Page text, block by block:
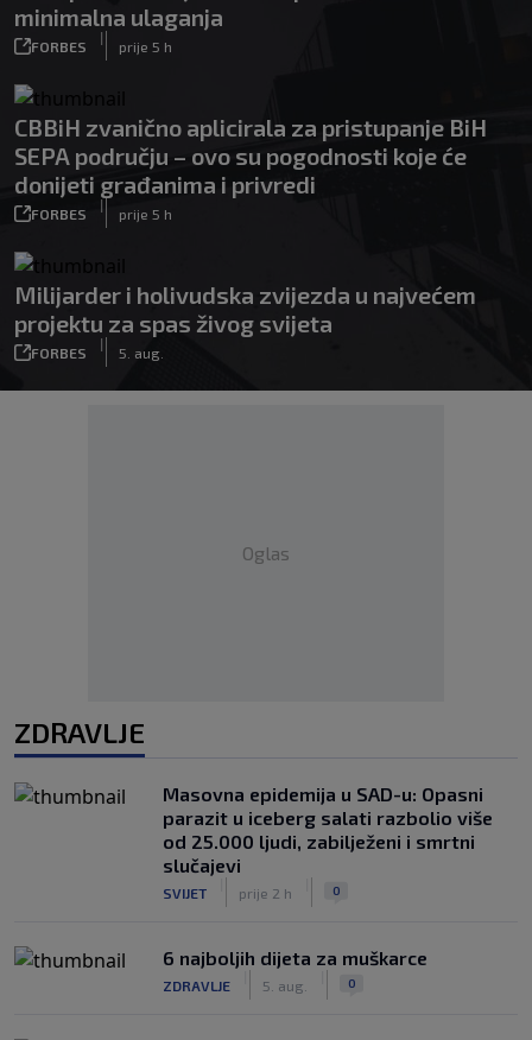
minimalna ulaganja
FORBES
|
prije 5 h
CBBiH zvanično aplicirala za pristupanje BiH
SEPA području – ovo su pogodnosti koje će
donijeti građanima i privredi
FORBES
|
prije 5 h
Milijarder i holivudska zvijezda u najvećem
projektu za spas živog svijeta
FORBES
|
5. aug.
Oglas
ZDRAVLJE
Masovna epidemija u SAD-u: Opasni
parazit u iceberg salati razbolio više
od 25.000 ljudi, zabilježeni i smrtni
slučajevi
SVIJET prije 2 h 0
6 najboljih dijeta za muškarce
ZDRAVLJE 5. aug. 0